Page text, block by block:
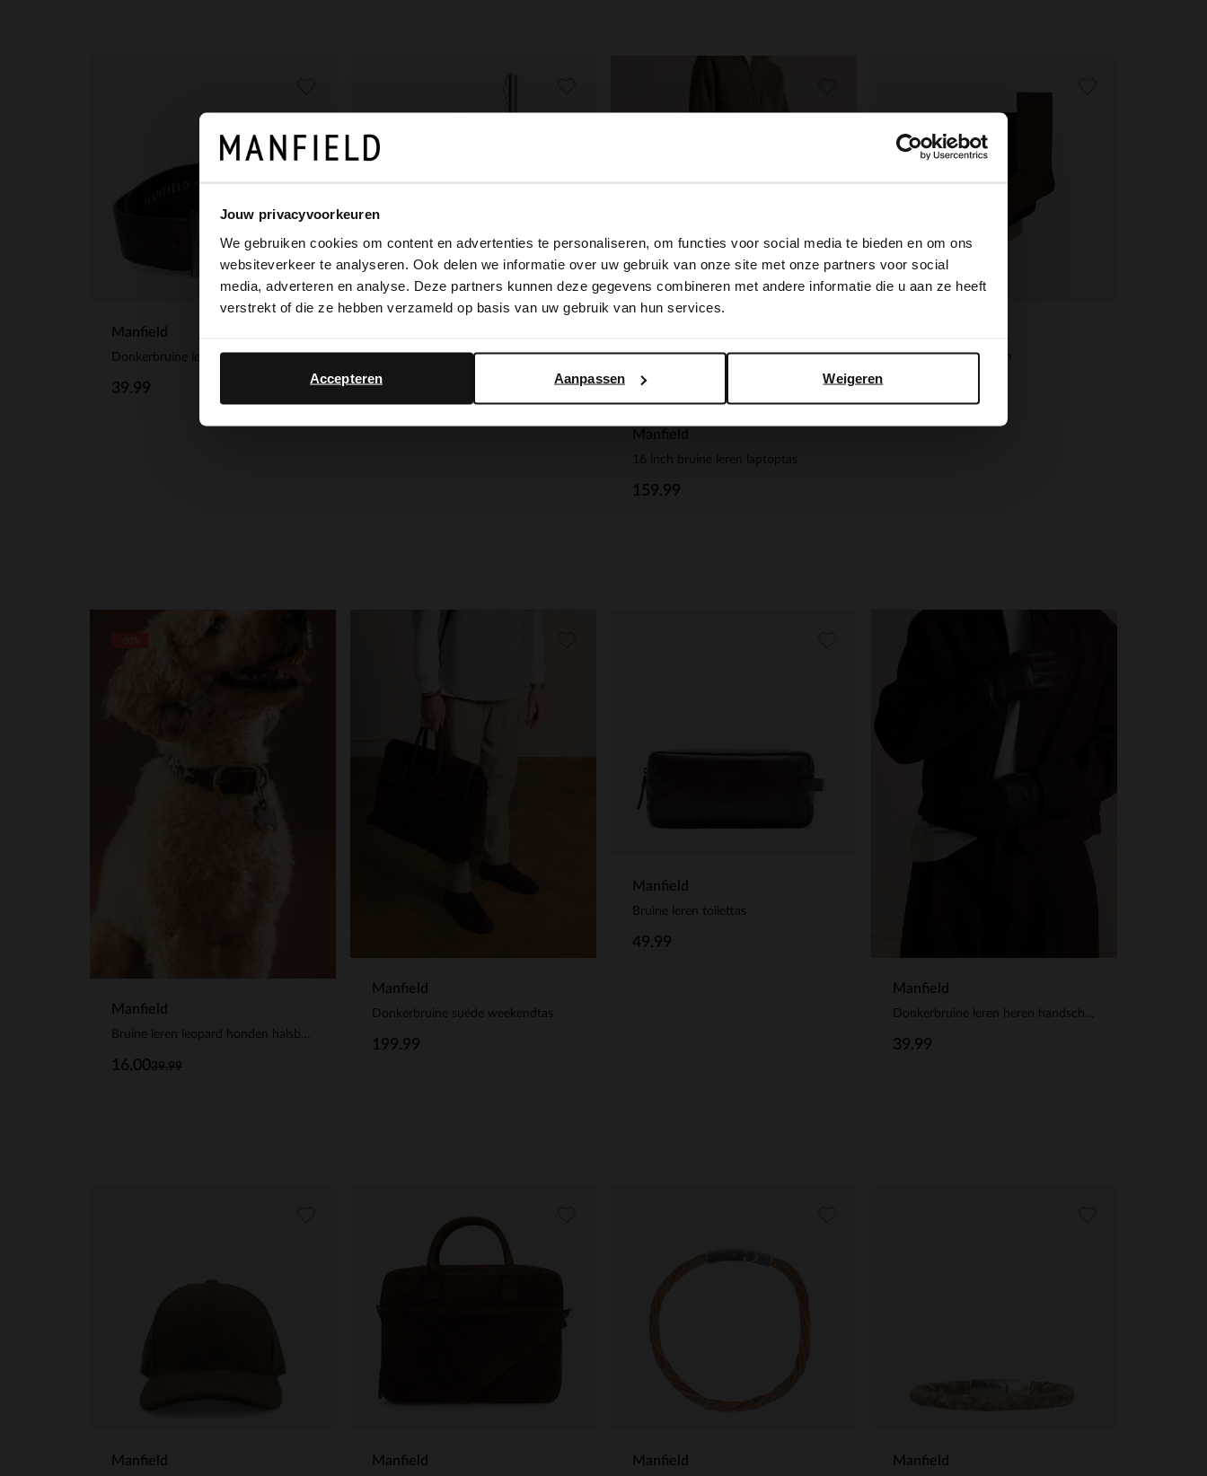
Jouw privacyvoorkeuren
We gebruiken cookies om content en advertenties te personaliseren, om functies voor social media te bieden en om ons
websiteverkeer te analyseren. Ook delen we informatie over uw gebruik van onze site met onze partners voor social
media, adverteren en analyse. Deze partners kunnen deze gegevens combineren met andere informatie die u aan ze heeft
verstrekt of die ze hebben verzameld op basis van uw gebruik van hun services.
Weigeren
Aanpassen
Accepteren
Manfield
Donkerbruine leren riem
39.99
Bruine leren Orbitkey sleutelhanger
39.99
16 inch bruine leren laptoptas
159.99
Bruine 3-pack sokken
Manfield
39.99
16.00
Manfield
Donkerbruine suède weekendtas
199.99
Manfield
Bruine leren toilettas
49.99
Manfield
39.99
Manfield Manfield Manfield Manfield
×
It looks like your language isn't Dutch. Would you like to